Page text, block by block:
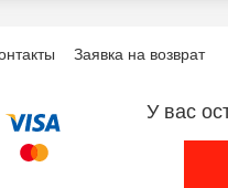
Заявка на возврат
У вас